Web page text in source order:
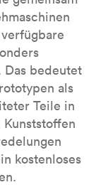
bedeutet
als
Teile in
kostenloses